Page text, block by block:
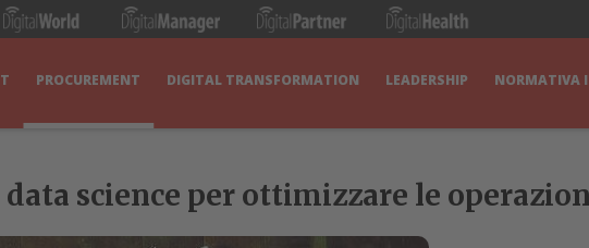
PROCUREMENT DIGITAL TRANSFORMATION LEADERSHIP NORMATIVA
science per ottimizzare le